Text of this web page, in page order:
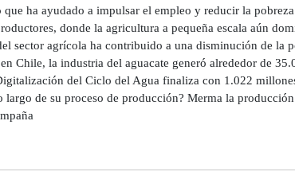
ha ayudado a impulsar el empleo y reducir la
donde la agricultura a pequeña escala aún
sector agrícola ha contribuido a una disminución de la
Chile, la industria del aguacate generó alrededor de
del Ciclo del Agua finaliza con 1.022
de su proceso de producción? Merma la producción